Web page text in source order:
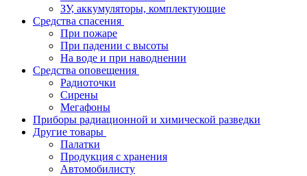
ЗУ, аккумуляторы, комплектующие
Средства спасения
При пожаре
При падении с высоты
На воде и при наводнении
Средства оповещения
Радиоточки
Сирены
Мегафоны
Приборы радиационной и химической разведки
Другие товары
Палатки
Продукция с хранения
Автомобилисту